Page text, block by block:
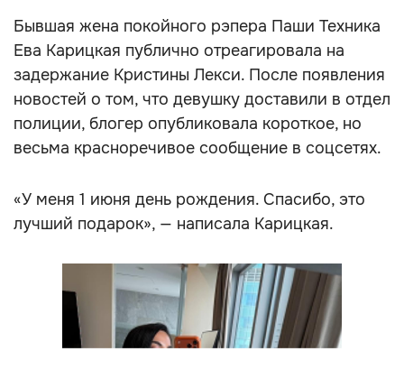
Бывшая жена покойного рэпера Паши Техника
Ева Карицкая публично отреагировала на
задержание Кристины Лекси. После появления
новостей о том, что девушку доставили в отдел
полиции, блогер опубликовала короткое, но
весьма красноречивое сообщение в соцсетях.
«У меня 1 июня день рождения. Спасибо, это
лучший подарок», — написала Карицкая.